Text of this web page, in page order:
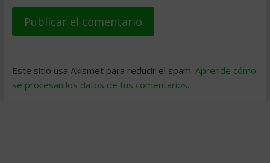
Este sitio usa Akismet para reducir el spam. Aprende cómo
se procesan los datos de tus comentarios.